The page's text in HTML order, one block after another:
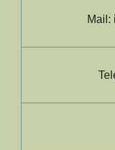
Mail: